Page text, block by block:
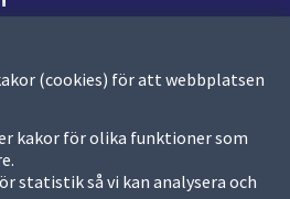
(cookies) för att webbplatsen
kakor för olika funktioner som
statistik så vi kan analysera och
diarium